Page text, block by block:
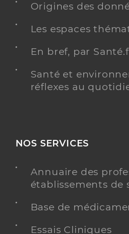
Origines des
Les espaces
En bref, par
Santé et
réflexes au
NOS SERVICES
Annuaire des
établissements de
Base de
Essais Cliniques